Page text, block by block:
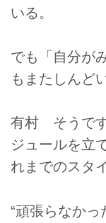
いる。
でも「自分が
もまたしんど
有村 そうで
ジュールを立
れまでのスタ
“頑張らなか